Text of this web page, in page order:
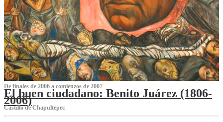
De finales de 2006 a comienzos de 2007
El buen ciudadano: Benito Juárez (1806-
2006)
Castillo de Chapultepec